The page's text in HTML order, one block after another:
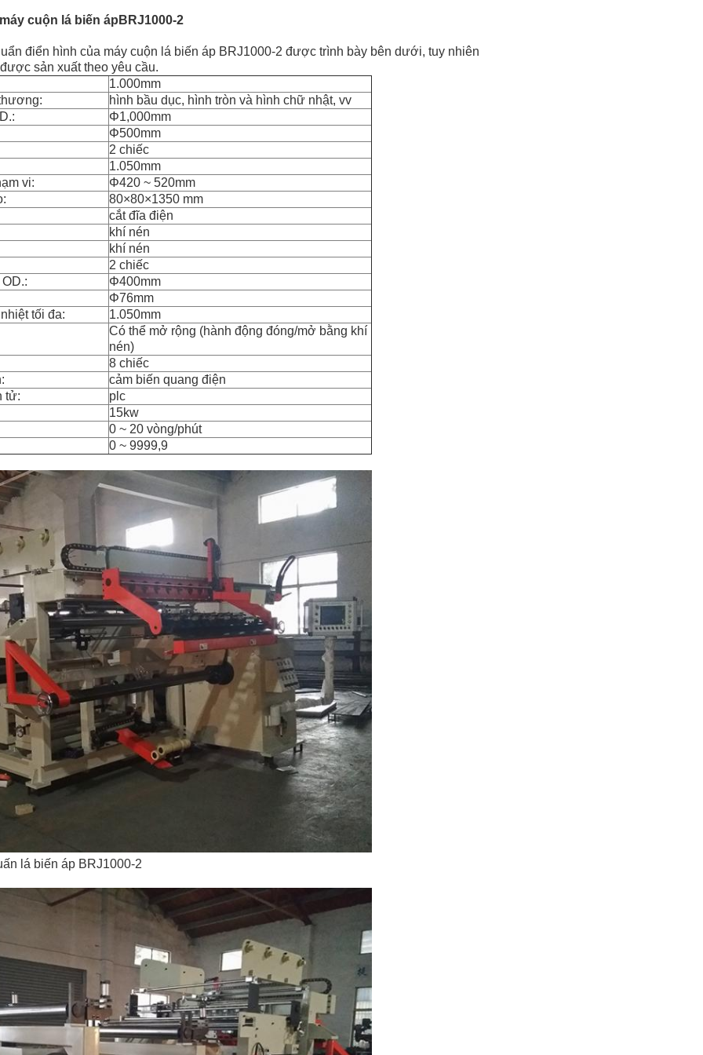
cuộn lá biến áp BRJ1000-2
điển hình của máy cuộn lá biến áp BRJ1000-2 được trình bày bên dưới, tuy nhiên
sản xuất theo yêu cầu.
1.000mm
hình bầu dục, hình tròn và hình chữ nhật, vv
Φ1,000mm
Φ500mm
2 chiếc
1.050mm
vi:
Φ420 ~ 520mm
80×80×1350 mm
cắt đĩa điện
khí nén
khí nén
2 chiếc
Φ400mm
Φ76mm
tối đa:
1.050mm
Có thể mở rộng (hành động đóng/mở bằng khí
nén)
8 chiếc
cảm biến quang điện
tử:
plc
15kw
0 ~ 20 vòng/phút
0 ~ 9999,9
lá biến áp BRJ1000-2